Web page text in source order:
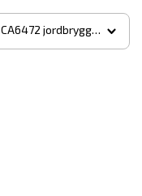
CA6474 med tillbehör, att ansluta till CA6472 jordbrygga - 97900 Sek
▾